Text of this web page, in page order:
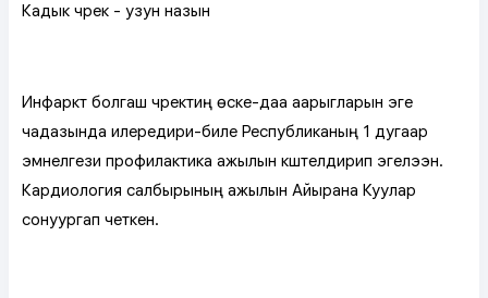
Кадык чүрек - узун назын
Инфаркт болгаш чүректиң өске-даа аарыгларын эге
чадазында илередири-биле Республиканың 1 дугаар
эмнелгези профилактика ажылын күштелдирип эгелээн.
Кардиология салбырының ажылын Айырана Куулар
сонуургап четкен.